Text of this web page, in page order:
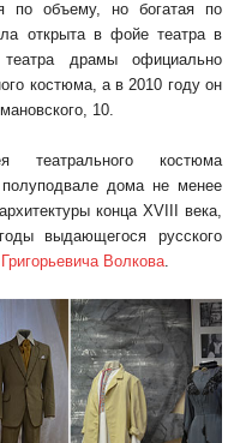
по объему, но богатая по
открыта в фойе театра в
драмы официально
костюма, а в 2010 году он
10.
костюма
дома не менее
конца XVIII века,
выдающегося русского
Волкова.